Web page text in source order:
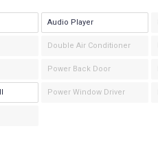
Audio Player
Double Air Conditioner
Power Back Door
Power Window Driver